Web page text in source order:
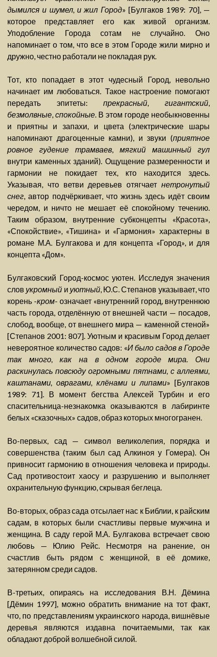
дымился и шумел, и жил Город» [Булгаков 1989: 70], —
которое представляет его как живой организм.
Уподобление Города сотам не случайно. Оно
напоминает о том, что все в этом Городе жили мирно и
дружно, честно работали не покладая рук.
Тот, кто попадает в этот чудесный Город, невольно
начинает им любоваться. Такое настроение помогают
передать эпитеты:прекрасный,гигантский,
безмолвные, спокойные. В этом городе необыкновенны
и приятны и запахи, и цвета (электрические шары
напоминают драгоценные камни), и звуки (приятное
ровное гудение трамваев, мягкий машинный гул
внутри каменных зданий). Ощущение размеренности и
гармонии не покидает тех, кто находится здесь.
Указывая, что ветви деревьев отягчает нетронутый
снег, автор подчёркивает, что жизнь здесь идёт своим
чередом, и ничто не мешает её спокойному течению.
Таким образом, внутренние субконцепты «Красота»,
«Спокойствие», «Тишина» и «Гармония» характерны в
романе М.А. Булгакова и для концепта «Город», и для
концепта «Дом».
Булгаковский Город-космос уютен. Исследуя значения
слов укромный и уютный, Ю.С. Степанов указывает, что
корень -кром- означает «внутренний город, внутреннюю
часть города, отделённую от внешней части — посадов,
слобод, вообще, от внешнего мира — каменной стеной»
[Степанов 2001: 807]. Уютным и красивым Город делает
невероятное количество садов: «И было садов в Городе
так много, как на в одном городе мира. Они
раскинулась повсюду огромными пятнами, с аллеями,
каштанами, оврагами, клёнами и липами» [Булгаков
1989: 71]. В момент бегства Алексей Турбин и его
спасительница-незнакомка оказываются в лабиринте
белых «сказочных» садов, образ которых многогранен.
Во-первых, сад — символ великолепия, порядка и
совершенства (таким был сад Алкиноя у Гомера). Он
привносит гармонию в отношения человека и природы.
Сад противостоит хаосу и разрушению и выполняет
охранительную функцию, скрывая беглеца.
Во-вторых, образ сада отсылает нас к Библии, к райским
садам, в которых были счастливы первые мужчина и
женщина. В саду герой М.А. Булгакова встречает свою
любовь — Юлию Рейс. Несмотря на ранение, он
счастлив быть рядом с женщиной, в её домике,
затерянном среди садов.
В-третьих, опираясь на исследования В.Н. Дёмина
[Дёмин 1997], можно обратить внимание на тот факт,
что, по представлениям украинского народа, вишнёвые
деревья являются издавна почитаемыми, так как
обладают доброй волшебной силой.